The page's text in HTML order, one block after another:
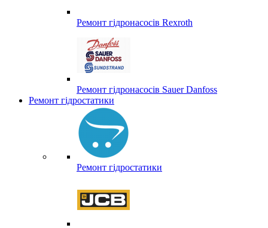
Ремонт гідронасосів Rexroth
Ремонт гідронасосів Sauer Danfoss
Ремонт гідростатики
Ремонт гідростатики